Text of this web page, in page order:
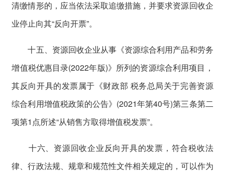
清缴情形的，应当依法采取追缴措施，并要求资源回收企
业停止向其“反向开票”。
十五、资源回收企业从事《资源综合利用产品和劳务
增值税优惠目录(2022年版)》所列的资源综合利用项目，
其反向开具的发票属于《财政部 税务总局关于完善资源
综合利用增值税政策的公告》(2021年第40号)第三条第二
项第1点所述“从销售方取得增值税发票”。
十六、资源回收企业反向开具的发票，符合税收法
律、行政法规、规章和规范性文件相关规定的，可以作为